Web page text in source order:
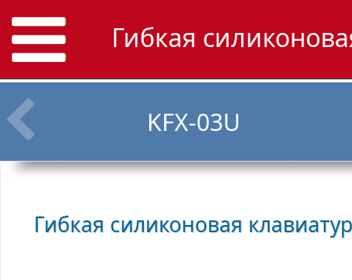
Гибкая
KFX-03U
Гибкая силиконовая